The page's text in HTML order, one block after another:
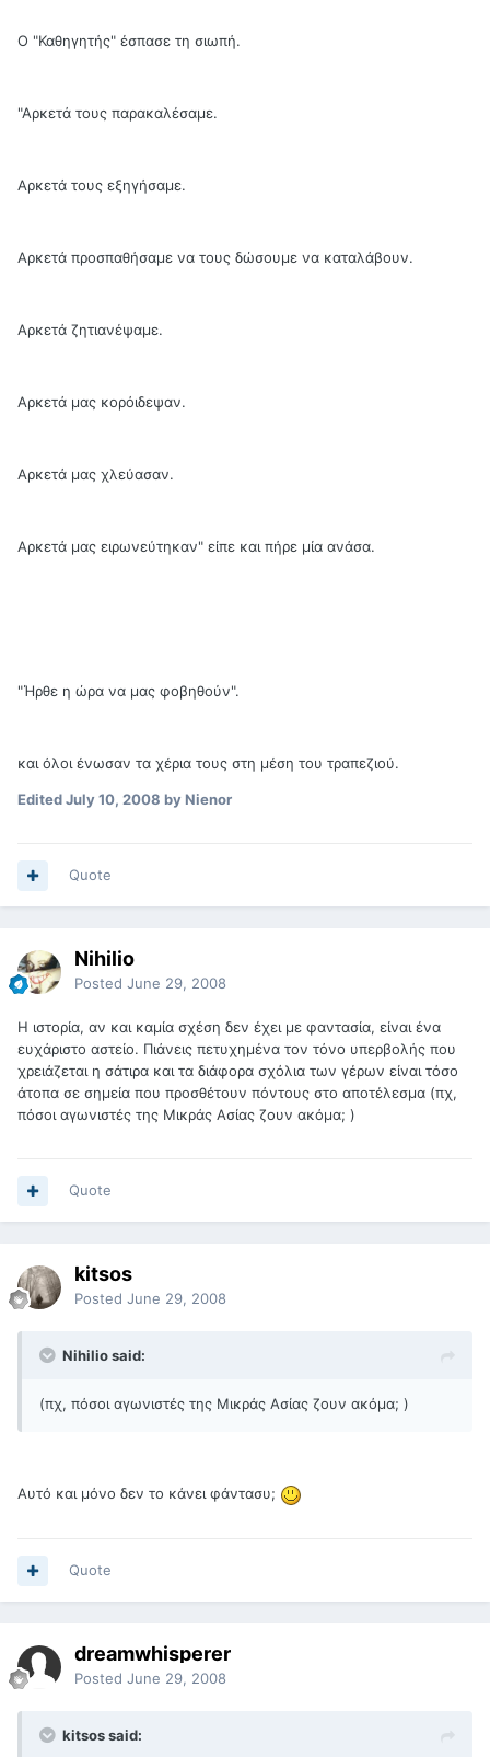
Ο "Καθηγητής" έσπασε τη σιωπή.
"Αρκετά τους παρακαλέσαμε.
Αρκετά τους εξηγήσαμε.
Αρκετά προσπαθήσαμε να τους δώσουμε να καταλάβουν.
Αρκετά ζητιανέψαμε.
Αρκετά μας κορόιδεψαν.
Αρκετά μας χλεύασαν.
Αρκετά μας ειρωνεύτηκαν" είπε και πήρε μία ανάσα.
"Ήρθε η ώρα να μας φοβηθούν".
και όλοι ένωσαν τα χέρια τους στη μέση του τραπεζιού.
EditedJuly 10, 2008 by Nienor
Quote
Nihilio
Posted June 29, 2008
Η ιστορία, αν και καμία σχέση δεν έχει με φαντασία, είναι ένα
ευχάριστο αστείο. Πιάνεις πετυχημένα τον τόνο υπερβολής που
χρειάζεται η σάτιρα και τα διάφορα σχόλια των γέρων είναι τόσο
άτοπα σε σημεία που προσθέτουν πόντους στο αποτέλεσμα (πχ,
πόσοι αγωνιστές της Μικράς Ασίας ζουν ακόμα; )
Quote
kitsos
Posted June 29, 2008
Nihilio said:
(πχ, πόσοι αγωνιστές της Μικράς Ασίας ζουν ακόμα; )
Αυτό και μόνο δεν το κάνει φάντασυ;
Quote
dreamwhisperer
Posted June 29, 2008
kitsos said: